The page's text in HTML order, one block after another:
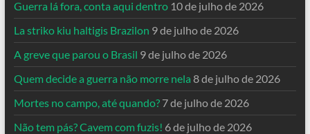
Guerra lá fora, conta aqui dentro 10 de julho de 2026
La striko kiu haltigis Brazilon 9 de julho de 2026
A greve que parou o Brasil 9 de julho de 2026
Quem decide a guerra não morre nela 8 de julho de 2026
Mortes no campo, até quando? 7 de julho de 2026
Não tem pás? Cavem com fuzis! 6 de julho de 2026